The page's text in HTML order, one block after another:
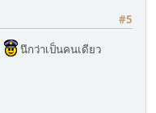
#5
นึกว่าเป็นคนเดียว